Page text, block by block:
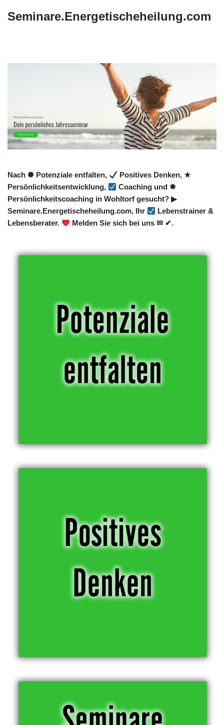
Seminare.Energetischeheilung.com
Nach ✺ Potenziale entfalten,
Positives Denken, ★
Persönlichkeitsentwicklung,
Coaching und ✹
Persönlichkeitscoaching in Wohltorf gesucht? ▶︎
Seminare.Energetischeheilung.com, Ihr
Lebenstrainer &
Lebensberater.
Melden Sie sich bei uns ✉ ✔.